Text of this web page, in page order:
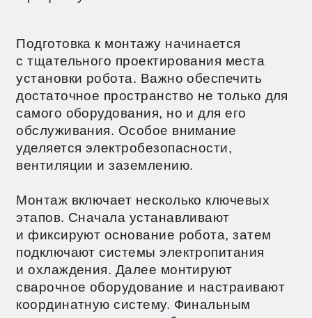
в программном обеспечении, владеть
техниками программирования сварочных
циклов и уметь устранять неисправности.
Практические навыки включают знание
техники безопасности, обслуживания
оборудования и действий
в нестандартных ситуациях. Обучение
не прекращается после ввода робота
в эксплуатацию: оно продолжается
использования.
Информационная поддержка также
важна. Сотрудники должны иметь доступ
к актуальной технической документации,
инструкциям и базе знаний по типичным
проблемам. Регулярные тренинги
и знакомство с новыми функциями